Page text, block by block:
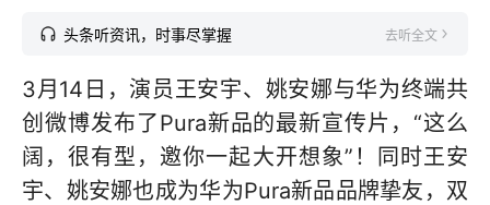
头条听资讯，时事尽掌握 去听全文
3月14日，演员王安宇、姚安娜与华为终端共
创微博发布了Pura新品的最新宣传片，“这么
阔，很有型，邀你一起大开想象”！同时王安
宇、姚安娜也成为华为Pura新品品牌挚友，双